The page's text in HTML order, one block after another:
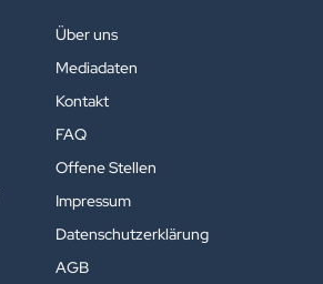
Über uns
Mediadaten
Kontakt
FAQ
Offene Stellen
Impressum
Datenschutzerklärung
AGB